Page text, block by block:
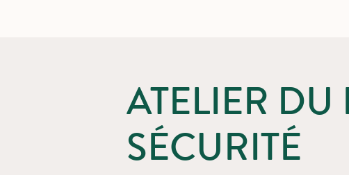
ATELIER DU
SÉCURITÉ